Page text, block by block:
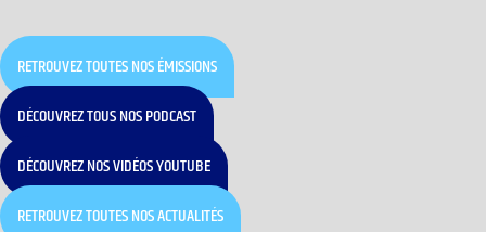
RETROUVEZ TOUTES NOS ÉMISSIONS
DÉCOUVREZ TOUS NOS PODCAST
DÉCOUVREZ NOS VIDÉOS YOUTUBE
RETROUVEZ TOUTES NOS ACTUALITÉS